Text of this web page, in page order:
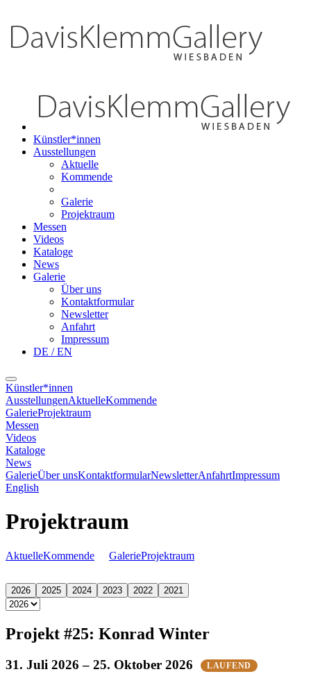
Künstler*innen
Ausstellungen
Aktuelle
Kommende
Galerie
Projektraum
Messen
Videos
Kataloge
News
Galerie
Über uns
Kontaktformular
Newsletter
Anfahrt
Impressum
DE / EN
Künstler*innen
AusstellungenAktuelleKommende
GalerieProjektraum
Messen
Videos
Kataloge
News
GalerieÜber unsKontaktformularNewsletterAnfahrtImpressum
English
Projektraum
AktuelleKommende GalerieProjektraum
2026 2025 2024 2023 2022 2021
Projekt #25: Konrad Winter
31. Juli 2026 – 25. Oktober 2026 LAUFEND